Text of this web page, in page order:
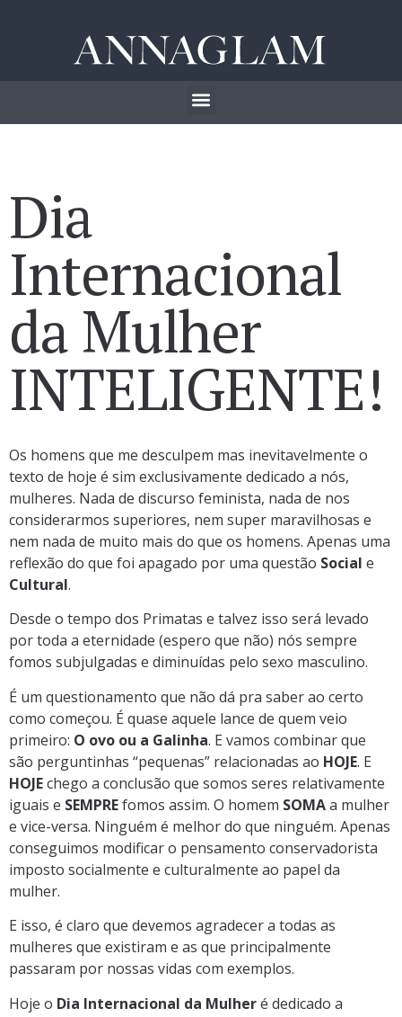
Dia
Internacional
da Mulher
INTELIGENTE!
Os homens que me desculpem mas inevitavelmente o
texto de hoje é sim exclusivamente dedicado a nós,
mulheres. Nada de discurso feminista, nada de nos
considerarmos superiores, nem super maravilhosas e
nem nada de muito mais do que os homens. Apenas uma
reflexão do que foi apagado por uma questão Social e
Cultural.
Desde o tempo dos Primatas e talvez isso será levado
por toda a eternidade (espero que não) nós sempre
fomos subjulgadas e diminuídas pelo sexo masculino.
É um questionamento que não dá pra saber ao certo
como começou. É quase aquele lance de quem veio
primeiro: O ovo ou a Galinha. E vamos combinar que
são perguntinhas “pequenas” relacionadas ao HOJE. E
HOJEchego a conclusão que somos seres relativamente
iguais e SEMPREfomos assim. O homem SOMAa mulher
e vice-versa. Ninguém é melhor do que ninguém. Apenas
conseguimos modificar o pensamento conservadorista
imposto socialmente e culturalmente ao papel da
mulher.
E isso, é claro que devemos agradecer a todas as
mulheres que existiram e as que principalmente
passaram por nossas vidas com exemplos.
Hoje o Dia Internacional da Mulheré dedicado a